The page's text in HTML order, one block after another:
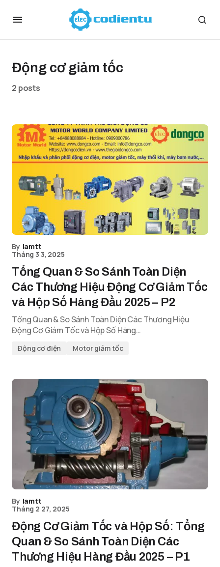
Động cơ giảm tốc
2 posts
By lamtt
Tháng 3 3, 2025
Tổng Quan & So Sánh Toàn Diện
Các Thương Hiệu Động Cơ Giảm Tốc
và Hộp Số Hàng Đầu 2025 – P2
Tổng Quan & So Sánh Toàn Diện Các Thương Hiệu
Động Cơ Giảm Tốc và Hộp Số Hàng…
Động cơ điện Motor giảm tốc
By lamtt
Tháng 2 27, 2025
Động Cơ Giảm Tốc và Hộp Số: Tổng
Quan & So Sánh Toàn Diện Các
Thương Hiệu Hàng Đầu 2025 – P1